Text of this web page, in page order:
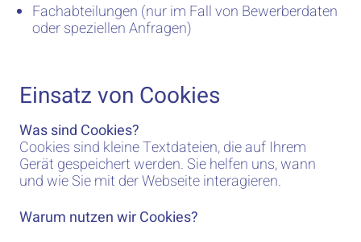
Fachabteilungen (nur im Fall von Bewerberdaten
oder speziellen Anfragen)
Einsatz von Cookies
Was sind Cookies?
Cookies sind kleine Textdateien, die auf Ihrem
Gerät gespeichert werden. Sie helfen uns, wann
und wie Sie mit der Webseite interagieren.
Warum nutzen wir Cookies?